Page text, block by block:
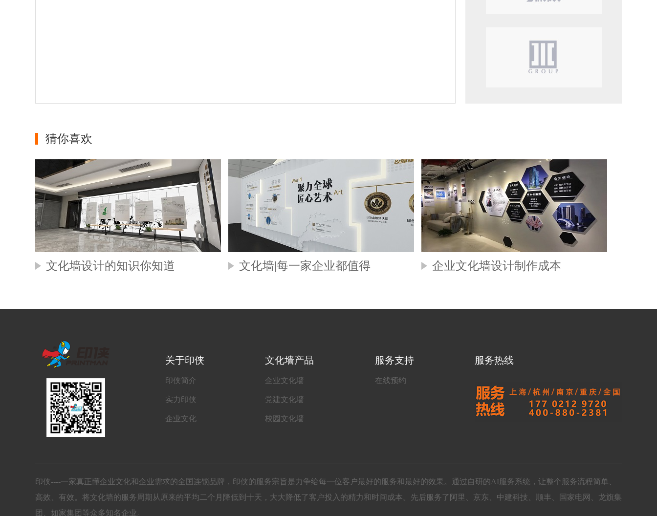
猜你喜欢
文化墙设计的知识你知道 文化墙|每一家企业都值得 企业文化墙设计制作成本
关于印侠
印侠简介
实力印侠
企业文化
文化墙产品
企业文化墙
党建文化墙
校园文化墙
服务支持
在线预约
服务热线
印侠----一家真正懂企业文化和企业需求的全国连锁品牌，印侠的服务宗旨是力争给每一位客户最好的服务和最好的效果。通过自研的AI服务系统，让整个服务流程简单、
高效、有效。将文化墙的服务周期从原来的平均二个月降低到十天，大大降低了客户投入的精力和时间成本。先后服务了阿里、京东、中建科技、顺丰、国家电网、龙旗集
团、如家集团等众多知名企业。